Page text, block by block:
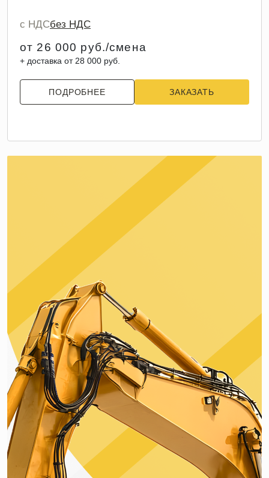
с НДСбез НДС
от 26 000 руб./смена
+ доставка от 28 000 руб.
ПОДРОБНЕЕ ЗАКАЗАТЬ